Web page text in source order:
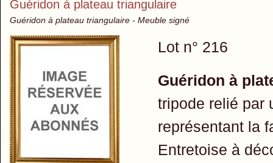
Guéridon à plateau triangulaire
Guéridon à plateau triangulaire - Meuble signé
Lot n° 216
Guéridon à
tripode relié par
représentant la
Entretoise à